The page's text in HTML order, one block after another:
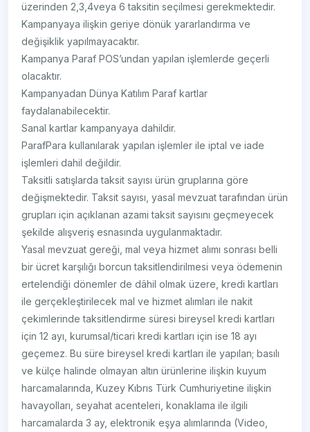
üzerinden 2,3,4veya 6 taksitin seçilmesi gerekmektedir.
Kampanyaya ilişkin geriye dönük yararlandırma ve
değişiklik yapılmayacaktır.
Kampanya Paraf POS’undan yapılan işlemlerde geçerli
olacaktır.
Kampanyadan Dünya Katılım Paraf kartlar
faydalanabilecektir.
Sanal kartlar kampanyaya dahildir.
ParafPara kullanılarak yapılan işlemler ile iptal ve iade
işlemleri dahil değildir.
Taksitli satışlarda taksit sayısı ürün gruplarına göre
değişmektedir. Taksit sayısı, yasal mevzuat tarafından ürün
grupları için açıklanan azami taksit sayısını geçmeyecek
şekilde alışveriş esnasında uygulanmaktadır.
Yasal mevzuat gereği, mal veya hizmet alımı sonrası belli
bir ücret karşılığı borcun taksitlendirilmesi veya ödemenin
ertelendiği dönemler de dâhil olmak üzere, kredi kartları
ile gerçekleştirilecek mal ve hizmet alımları ile nakit
çekimlerinde taksitlendirme süresi bireysel kredi kartları
için 12 ayı, kurumsal/ticari kredi kartları için ise 18 ayı
geçemez. Bu süre bireysel kredi kartları ile yapılan; basılı
ve külçe halinde olmayan altın ürünlerine ilişkin kuyum
harcamalarında, Kuzey Kıbrıs Türk Cumhuriyetine ilişkin
havayolları, seyahat acenteleri, konaklama ile ilgili
harcamalarda 3 ay, elektronik eşya alımlarında (Video,